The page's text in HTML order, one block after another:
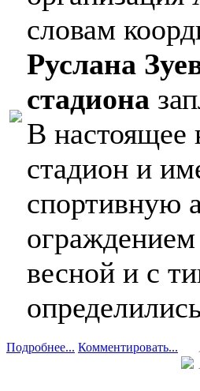
словам
Руслана
стадиона
В настоящее
стадион и
спортивную
весной и с
Подробнее... Комментировать...